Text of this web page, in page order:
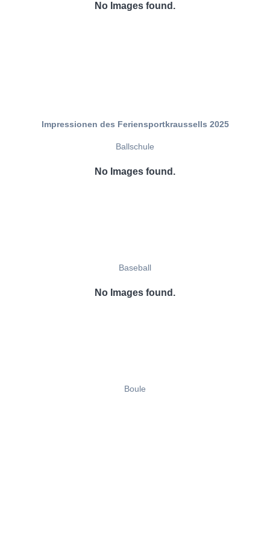
No Images found.
Impressionen des Feriensportkraussells 2025
Ballschule
No Images found.
Baseball
No Images found.
Boule